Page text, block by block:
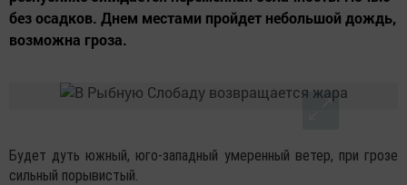
без осадков. Днем местами пройдет небольшой дождь,
возможна гроза.
Будет дуть южный, юго-западный умеренный ветер, при грозе
сильный порывистый.